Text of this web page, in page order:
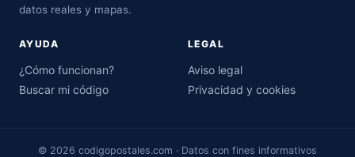
datos reales y mapas.
AYUDA
¿Cómo funcionan?
Buscar mi código
LEGAL
Aviso legal
Privacidad y cookies
© 2026 codigopostales.com · Datos con fines informativos